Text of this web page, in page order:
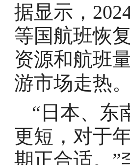
据显示，
等国航班恢
资源和航班
游市场走热。
“日本、东
更短，对于
期正合适。”